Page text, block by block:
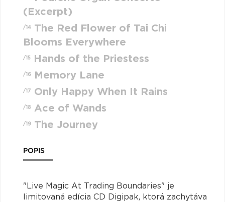
(Excerpt)
/14
The Red Flower of Tai Chi
Blooms Everywhere
/15 Hands of the Priestess
/16 Memory Lane
/17 Only Happy When It Rains
/18 Ace of Wands
/19 The Journey
POPIS
"Live Magic At Trading Boundaries" je
limitovaná edícia CD Digipak, ktorá zachytáva